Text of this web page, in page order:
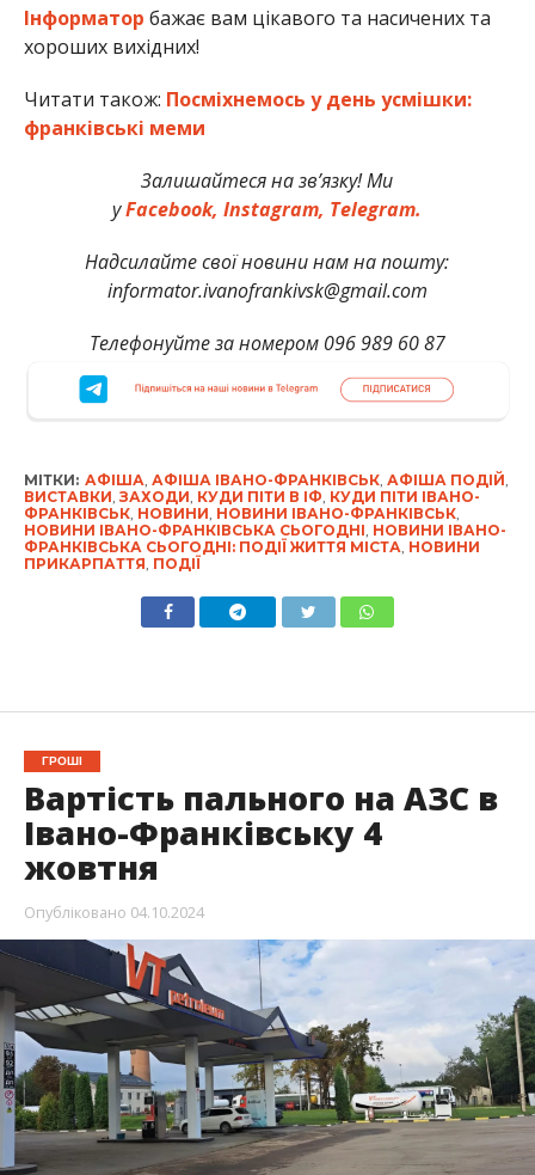
Інформатор бажає вам цікавого та насичених та
хороших вихідних!
Читати також: Посміхнемось у день усмішки:
франківські меми
Залишайтеся на зв’язку! Ми
уFacebook, Instagram, Telegram.
Надсилайте свої новини нам на пошту:
informator.ivanofrankivsk@gmail.com
Телефонуйте за номером 096 989 60 87
МІТКИ: АФІША, АФІША ІВАНО-ФРАНКІВСЬК, АФІША ПОДІЙ,
ВИСТАВКИ, ЗАХОДИ, КУДИ ПІТИ В ІФ, КУДИ ПІТИ ІВАНО-
ФРАНКІВСЬК, НОВИНИ, НОВИНИ ІВАНО-ФРАНКІВСЬК,
НОВИНИ ІВАНО-ФРАНКІВСЬКА СЬОГОДНІ, НОВИНИ ІВАНО-
ФРАНКІВСЬКА СЬОГОДНІ: ПОДІЇ ЖИТТЯ МІСТА, НОВИНИ
ПРИКАРПАТТЯ, ПОДІЇ
ГРОШІ
Вартість пального на АЗС в
Івано-Франківську 4
жовтня
Опубліковано 04.10.2024